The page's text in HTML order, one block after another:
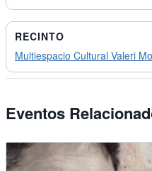
RECINTO
Multiespacio Cultural Valeri
Eventos